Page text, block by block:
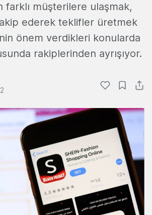
farklı müşterilere ulaşmak,
ederek teklifler üretmek
önem verdikleri konularda
rakiplerinden ayrışıyor.